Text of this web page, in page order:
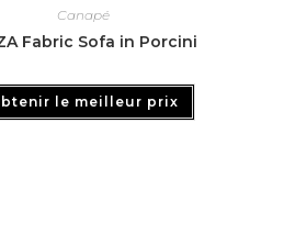
Canapé
Fabric Sofa in Porcini
le meilleur prix